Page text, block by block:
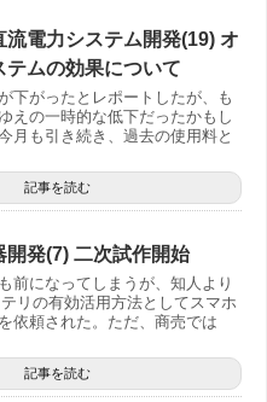
流電力システム開発(19) オ
テムの効果について
下がったとレポートしたが、も
えの一時的な低下だったかもし
月も引き続き、過去の使用料と
記事を読む
開発(7) 二次試作開始
前になってしまうが、知人より
リの有効活用方法としてスマホ
依頼された。ただ、商売では
記事を読む